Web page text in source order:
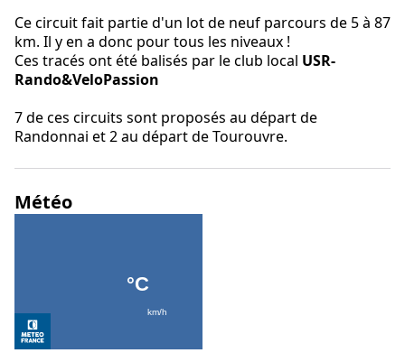
Ce circuit fait partie d'un lot de neuf parcours de 5 à 87
km. Il y en a donc pour tous les niveaux !
Ces tracés ont été balisés par le club local USR-
Rando&VeloPassion
7 de ces circuits sont proposés au départ de
Randonnai et 2 au départ de Tourouvre.
Météo